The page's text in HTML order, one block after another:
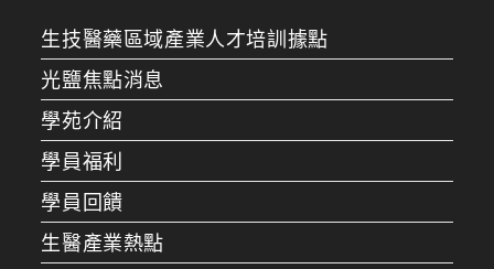
生技醫藥區域產業人才培訓據點
光鹽焦點消息
學苑介紹
學員福利
學員回饋
生醫產業熱點